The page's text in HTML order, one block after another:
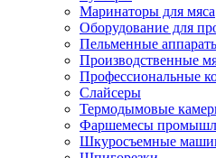
Маринаторы для мяса
Оборудование для
Пельменные
Производственные
Профессиональные
Слайсеры
Термодымовые
Фаршемесы
Шкуросъемные